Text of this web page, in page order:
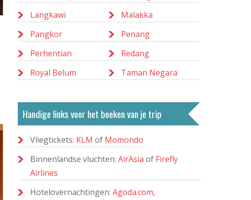
Langkawi
Malakka
Pangkor
Penang
Perhentian
Redang
Royal Belum
Taman Negara
Handige links voor het boeken van je trip
Vliegtickets: KLM of Momondo
Binnenlandse vluchten: AirAsia of Firefly
Airlines
Hotelovernachtingen: Agoda.com,